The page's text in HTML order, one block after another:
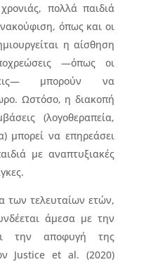
πολλά παιδιά
όπως και οι
η αίσθηση
—όπως οι
μπορούν να
Ωστόσο, η διακοπή
(λογοθεραπεία,
μπορεί να επηρεάσει
με αναπτυξιακές
των τελευταίων ετών,
άμεσα με την
την αποφυγή της
Justice et al. (2020)